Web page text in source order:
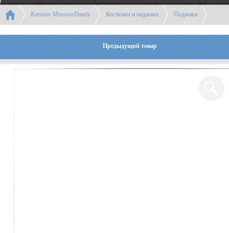
Каталог MoscowDandy Костюмы и пиджаки Пиджаки
Предыдущий товар